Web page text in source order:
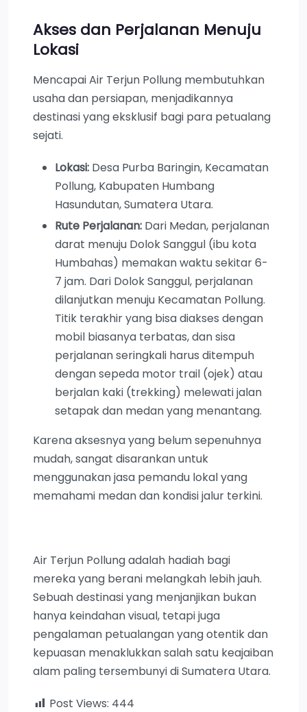
Akses dan Perjalanan Menuju
Lokasi
Mencapai Air Terjun Pollung membutuhkan
usaha dan persiapan, menjadikannya
destinasi yang eksklusif bagi para petualang
sejati.
Lokasi: Desa Purba Baringin, Kecamatan
Pollung, Kabupaten Humbang
Hasundutan, Sumatera Utara.
Rute Perjalanan: Dari Medan, perjalanan
darat menuju Dolok Sanggul (ibu kota
Humbahas) memakan waktu sekitar 6-
7 jam. Dari Dolok Sanggul, perjalanan
dilanjutkan menuju Kecamatan Pollung.
Titik terakhir yang bisa diakses dengan
mobil biasanya terbatas, dan sisa
perjalanan seringkali harus ditempuh
dengan sepeda motor trail (ojek) atau
berjalan kaki (trekking) melewati jalan
setapak dan medan yang menantang.
Karena aksesnya yang belum sepenuhnya
mudah, sangat disarankan untuk
menggunakan jasa pemandu lokal yang
memahami medan dan kondisi jalur terkini.
Air Terjun Pollung adalah hadiah bagi
mereka yang berani melangkah lebih jauh.
Sebuah destinasi yang menjanjikan bukan
hanya keindahan visual, tetapi juga
pengalaman petualangan yang otentik dan
kepuasan menaklukkan salah satu keajaiban
alam paling tersembunyi di Sumatera Utara.
Post Views: 444